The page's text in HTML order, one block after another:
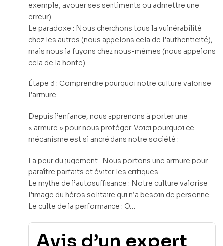
exemple, avouer ses sentiments ou admettre une
erreur).
Le paradoxe : Nous cherchons tous la vulnérabilité
chez les autres (nous appelons cela de l’authenticité),
mais nous la fuyons chez nous-mêmes (nous appelons
cela de la honte).
Étape 3 : Comprendre pourquoi notre culture valorise
l’armure
Depuis l’enfance, nous apprenons à porter une
« armure » pour nous protéger. Voici pourquoi ce
mécanisme est si ancré dans notre société :
La peur du jugement : Nous portons une armure pour
paraître parfaits et éviter les critiques.
Le mythe de l’autosuffisance : Notre culture valorise
l’image du héros solitaire qui n’a besoin de personne.
Le culte de la performance : O…
Avis d’un expert